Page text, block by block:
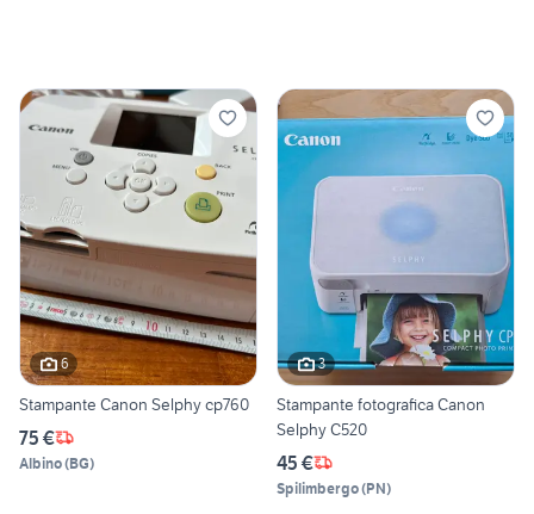
6
Stampante Canon Selphy cp760
75 €
Albino(BG)
3
Stampante fotografica Canon
Selphy C520
45 €
Spilimbergo(PN)